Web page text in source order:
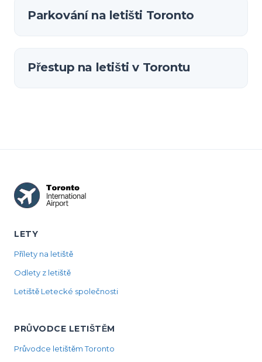
Parkování na letišti Toronto
Přestup na letišti v Torontu
LETY
Přílety na letiště
Odlety z letiště
Letiště Letecké společnosti
PRŮVODCE LETIŠTĚM
Průvodce letištěm Toronto